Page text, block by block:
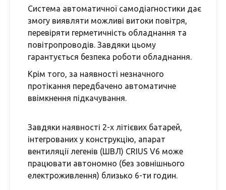
Система автоматичної самодіагностики дає
змогу виявляти можливі витоки повітря,
перевіряти герметичність обладнання та
повітропроводів. Завдяки цьому
гарантується безпека роботи обладнання.
Крім того, за наявності незначного
протікання передбачено автоматичне
ввімкнення підкачування.
Завдяки наявності 2-х літієвих батарей,
інтегрованих у конструкцію, апарат
вентиляції легенів (ШВЛ) CRIUS V6 може
працювати автономно (без зовнішнього
електроживлення) близько 6-ти годин.